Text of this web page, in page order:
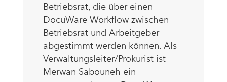
Betriebsrat, die über einen
DocuWare Workflow zwischen
Betriebsrat und Arbeitgeber
abgestimmt werden können. Als
Verwaltungsleiter/Prokurist ist
Merwan Sabouneh ein